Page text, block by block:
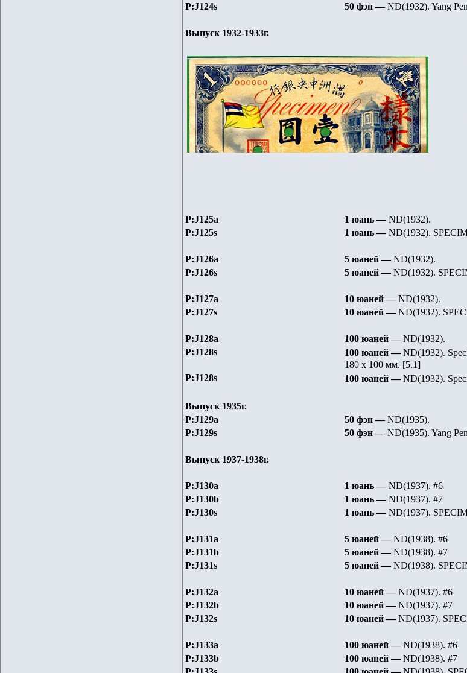
P:J124s
50 фэн —ND(1932). Yang
Выпуск 1932-1933г.
P:J125a 1 юань —ND(1932).
P:J125s
1 юань —ND(1932).
P:J126a 5 юаней —ND(1932).
P:J126s
5 юаней —ND(1932).
P:J127a 10 юаней —ND(1932).
P:J127s
10 юаней —ND(1932).
P:J128a 100 юаней —ND(1932).
P:J128s
100 юаней —ND(1932).
180 х 100 мм. [5.1]
P:J128s 100 юаней —ND(1932).
Выпуск 1935г.
P:J129a
50 фэн —ND(1935).
P:J129s
50 фэн —ND(1935). Yang
Выпуск 1937-1938г.
P:J130a 1 юань —ND(1937). #6
P:J130b
1 юань —ND(1937). #7
P:J130s
1 юань —ND(1937).
P:J131a 5 юаней —ND(1938). #6
P:J131b
5 юаней —ND(1938). #7
P:J131s
5 юаней —ND(1938).
P:J132a 10 юаней —ND(1937). #6
P:J132b
10 юаней —ND(1937). #7
P:J132s
10 юаней —ND(1937).
P:J133a 100 юаней —ND(1938). #6
P:J133b
100 юаней —ND(1938). #7